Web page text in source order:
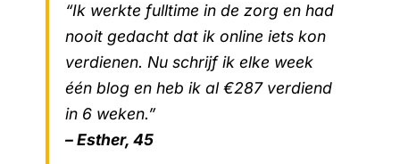
“Ik werkte fulltime in de zorg en had
nooit gedacht dat ik online iets kon
verdienen. Nu schrijf ik elke week
één blog en heb ik al €287 verdiend
in 6 weken.”
– Esther, 45